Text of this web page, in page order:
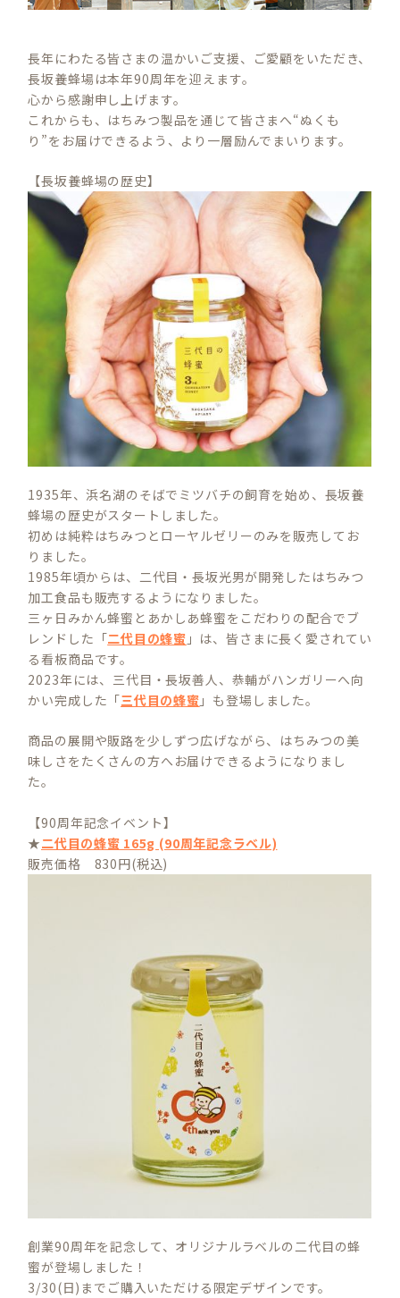
長年にわたる皆さまの温かいご支援、ご愛顧をいただき、
長坂養蜂場は本年90周年を迎えます。
心から感謝申し上げます。
これからも、はちみつ製品を通じて皆さまへ“ぬくも
り”をお届けできるよう、より一層励んでまいります。
【長坂養蜂場の歴史】
1935年、浜名湖のそばでミツバチの飼育を始め、長坂養
蜂場の歴史がスタートしました。
初めは純粋はちみつとローヤルゼリーのみを販売してお
りました。
1985年頃からは、二代目・長坂光男が開発したはちみつ
加工食品も販売するようになりました。
三ヶ日みかん蜂蜜とあかしあ蜂蜜をこだわりの配合でブ
レンドした「二代目の蜂蜜 」は、皆さまに長く愛されてい
る看板商品です。
2023年には、三代目・長坂善人、恭輔がハンガリーへ向
かい完成した「三代目の蜂蜜 」も登場しました。
商品の展開や販路を少しずつ広げながら、はちみつの美
味しさをたくさんの方へお届けできるようになりまし
た。
【90周年記念イベント】
★二代目の蜂蜜 165g (90周年記念ラベル)
販売価格 830円(税込)
創業90周年を記念して、オリジナルラベルの二代目の蜂
蜜が登場しました！
3/30(日)までご購入いただける限定デザインです。